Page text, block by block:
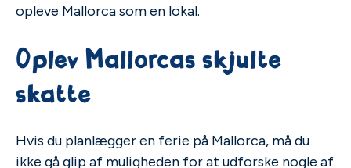
opleve Mallorca som en lokal.
Oplev Mallorcas skjulte
skatte
Hvis du planlægger en ferie på Mallorca, må du
ikke gå glip af muligheden for at udforske nogle af